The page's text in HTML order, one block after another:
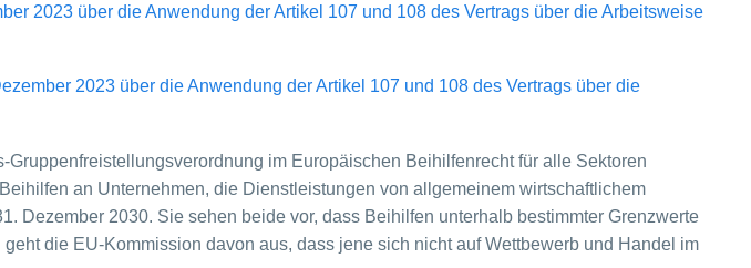
2023 über die Anwendung der Artikel 107 und 108 des Vertrags über die Arbeitsweise
2023 über die Anwendung der Artikel 107 und 108 des Vertrags über die
im Europäischen Beihilfenrecht für alle Sektoren
an Unternehmen, die Dienstleistungen von allgemeinem wirtschaftlichem
Dezember 2030. Sie sehen beide vor, dass Beihilfen unterhalb bestimmter Grenzwerte
die EU-Kommission davon aus, dass jene sich nicht auf Wettbewerb und Handel im